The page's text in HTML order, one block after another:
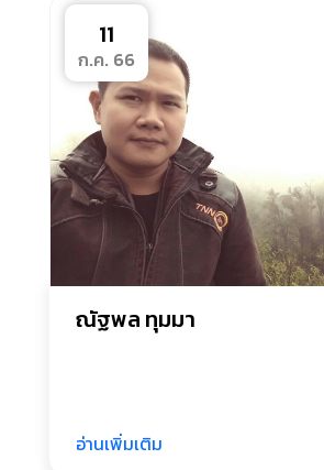
11
ก.ค. 66
ณัฐพล ทุมมา
อ่านเพิ่มเติม